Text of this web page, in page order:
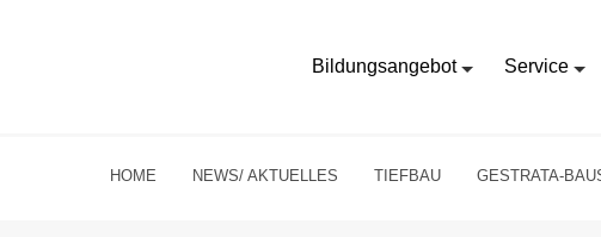
Bildungsangebot Service
HOME NEWS/ AKTUELLES TIEFBAU GESTRATA-